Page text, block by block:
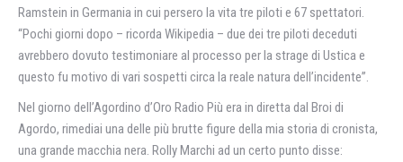
Ramstein in Germania in cui persero la vita tre piloti e 67 spettatori.
“Pochi giorni dopo – ricorda Wikipedia – due dei tre piloti deceduti
avrebbero dovuto testimoniare al processo per la strage di Ustica e
questo fu motivo di vari sospetti circa la reale natura dell’incidente”.
Nel giorno dell’Agordino d’Oro Radio Più era in diretta dal Broi di
Agordo, rimediai una delle più brutte figure della mia storia di cronista,
una grande macchia nera. Rolly Marchi ad un certo punto disse: